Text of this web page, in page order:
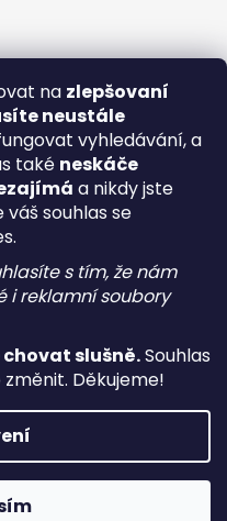
na zlepšovaní
neustále
vyhledávání, a
také neskáče
a nikdy jste
souhlas se
s tím, že nám
i reklamní soubory
slušně.Souhlas
Děkujeme!
práva vyhrazena.Upravit